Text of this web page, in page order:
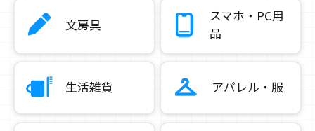
文房具
スマホ・PC用
品
生活雑貨 アパレル・服